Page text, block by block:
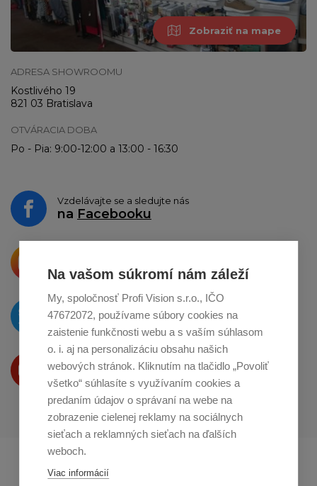
Na vašom súkromí nám záleží
My, spoločnosť Profi Vision s.r.o., IČO
47672072, používame súbory cookies na
zaistenie funkčnosti webu a s vaším súhlasom
o. i. aj na personalizáciu obsahu našich
webových stránok. Kliknutím na tlačidlo „Povoliť
všetko“ súhlasíte s využívaním cookies a
predaním údajov o správaní na webe na
zobrazenie cielenej reklamy na sociálnych
sieťach a reklamných sieťach na ďalších
weboch.
Viac informácií
Zobraziť na mape
ADRESA SHOWROOMU
Kostlivého 19
821 03 Bratislava
OTVÁRACIA DOBA
Po - Pia: 9:00-12:00 a 13:00 - 16:30
Vzdelávajte se a sledujte nás
na Facebooku
o zdieľanie naInstagrame
O novinkách píšeme
naTwitteri
Produkty Vám predstavujeme
na Youtube
Profikuchař.cz